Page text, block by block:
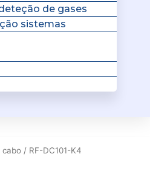
de gases
sistemas
cabo / RF-DC101-K4